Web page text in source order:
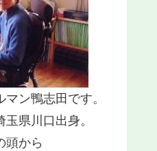
ン鴨志田です。
県川口出身。
頭から